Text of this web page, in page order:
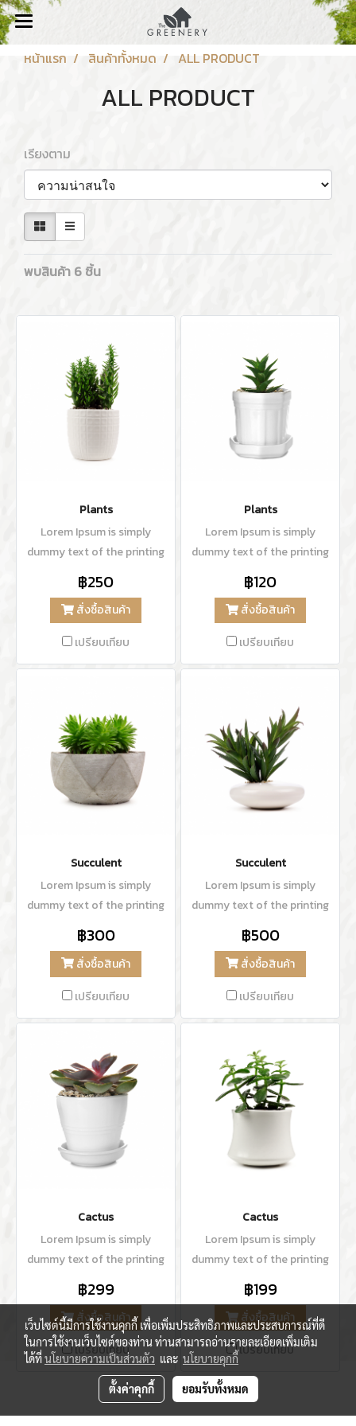
หน้าแรก สินค้าทั้งหมด ALL PRODUCT
ALL PRODUCT
เรียงตาม
พบสินค้า 6 ชิ้น
Plants
Lorem Ipsum is simply
dummy text of the printing
Lorem Ipsum has been the
industry's standard dummy
when an unknown printer
took a galley of type and
specimen book.
฿250
สั่งซื้อสินค้า
เปรียบเทียบ
Plants
Lorem Ipsum is simply
dummy text of the printing
Lorem Ipsum has been the
industry's standard dummy
when an unknown printer
took a galley of type and
specimen book.
฿120
สั่งซื้อสินค้า
เปรียบเทียบ
Succulent
Lorem Ipsum is simply
dummy text of the printing
and typesetting industry.
Lorem Ipsum has been the
industry's standard dummy
when an unknown printer
took a galley of type and
specimen book.
฿300
สั่งซื้อสินค้า
เปรียบเทียบ
Succulent
Lorem Ipsum is simply
dummy text of the printing
and typesetting industry.
Lorem Ipsum has been the
industry's standard dummy
when an unknown printer
took a galley of type and
specimen book.
฿500
สั่งซื้อสินค้า
เปรียบเทียบ
Cactus
Lorem Ipsum is simply
dummy text of the printing
Lorem Ipsum has been the
industry's standard dummy
text ever since the 1500s,
when an unknown printer
took a galley of type and
scrambled it to make a type
specimen book.
฿299
สั่งซื้อสินค้า
เปรียบเทียบ
Cactus
Lorem Ipsum is simply
dummy text of the printing
Lorem Ipsum has been the
industry's standard dummy
text ever since the 1500s,
when an unknown printer
took a galley of type and
scrambled it to make a type
specimen book.
฿199
สั่งซื้อสินค้า
เปรียบเทียบ
เว็บไซต์นี้มีการใช้งานคุกกี้ เพื่อเพิ่มประสิทธิภาพและประสบการณ์ที่ดี
ในการใช้งานเว็บไซต์ของท่าน ท่านสามารถอ่านรายละเอียดเพิ่มเติม
ได้ที่นโยบายความเป็นส่วนตัว และ นโยบายคุกกี้
ตั้งค่าคุกกี้ ยอมรับทั้งหมด